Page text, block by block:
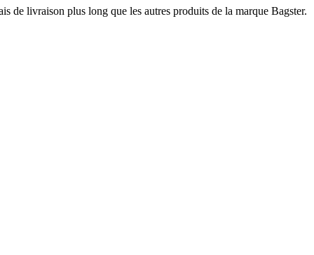
de livraison plus long que les autres produits de la marque Bagster.